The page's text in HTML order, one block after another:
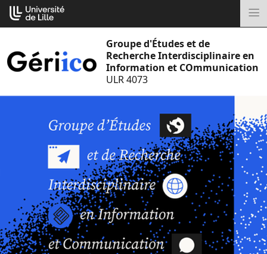
Aller
au
Groupe d'Études et de
Recherche Interdisciplinaire en
Information et COmmunication
ULR 4073
Cookies management panel